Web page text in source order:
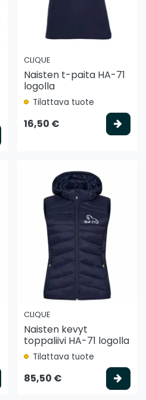
CLIQUE
Naisten t-paita HA-71
logolla
Tilattava tuote
16,50 €
Valitse vaihtoehto
CLIQUE
Naisten kevyt
toppaliivi HA-71 logolla
Tilattava tuote
85,50 €